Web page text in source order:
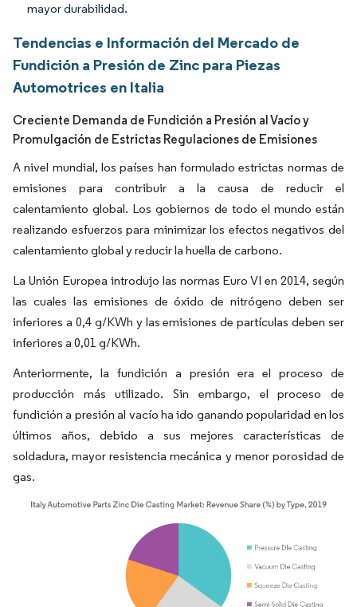
mayor durabilidad.
Tendencias e Información del Mercado de
Fundición a Presión de Zinc para Piezas
Automotrices en Italia
Creciente Demanda de Fundición a Presión al Vacío y
Promulgación de Estrictas Regulaciones de Emisiones
A nivel mundial, los países han formulado estrictas normas de
emisiones para contribuir a la causa de reducir el
calentamiento global. Los gobiernos de todo el mundo están
realizando esfuerzos para minimizar los efectos negativos del
calentamiento global y reducir la huella de carbono.
La Unión Europea introdujo las normas Euro VI en 2014, según
las cuales las emisiones de óxido de nitrógeno deben ser
inferiores a 0,4 g/KWh y las emisiones de partículas deben ser
inferiores a 0,01 g/KWh.
Anteriormente, la fundición a presión era el proceso de
producción más utilizado. Sin embargo, el proceso de
fundición a presión al vacío ha ido ganando popularidad en los
últimos años, debido a sus mejores características de
soldadura, mayor resistencia mecánica y menor porosidad de
gas.